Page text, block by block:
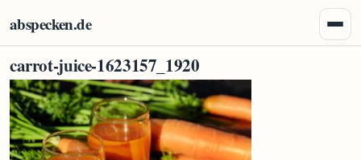
abspecken.de
carrot-juice-1623157_1920